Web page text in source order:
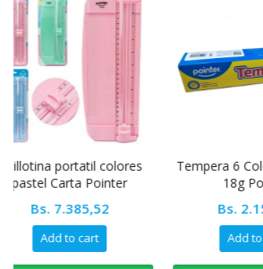
Tempera 6 Colores + Pincel
18g Pointer